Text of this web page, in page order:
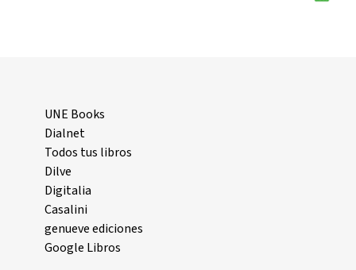
UNE Books
Dialnet
Todos tus libros
Dilve
Digitalia
Casalini
genueve ediciones
Google Libros